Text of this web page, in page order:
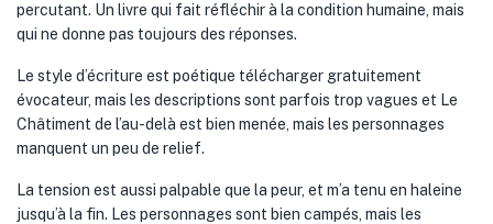
percutant. Un livre qui fait réfléchir à la condition humaine, mais
qui ne donne pas toujours des réponses.
Le style d’écriture est poétique télécharger gratuitement
évocateur, mais les descriptions sont parfois trop vagues et Le
Châtiment de l’au-delà est bien menée, mais les personnages
manquent un peu de relief.
La tension est aussi palpable que la peur, et m’a tenu en haleine
jusqu’à la fin. Les personnages sont bien campés, mais les